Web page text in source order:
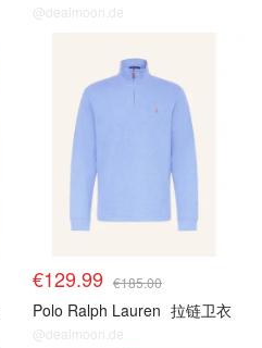
@dealmoon.de
€129.99 €185.00
Polo Ralph Lauren 拉链卫衣
@dealmoon.de